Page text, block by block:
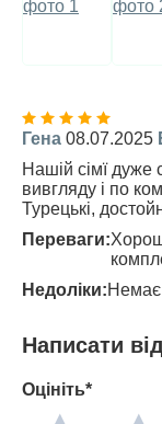
Гена 08.07.2025
Нашій сімї дуже
вивгляду і по
Турецькі,
Переваги:
Недоліки:Немає
Написати
Оцініть*